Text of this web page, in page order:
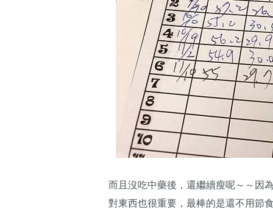
而且沒吃中藥後，還繼續瘦呢～～因
對東西也很重要，最棒的是還不用節